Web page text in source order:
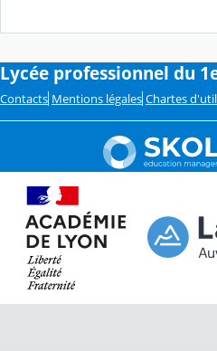
Lycée professionnel du
Contacts Mentions légales Chartes